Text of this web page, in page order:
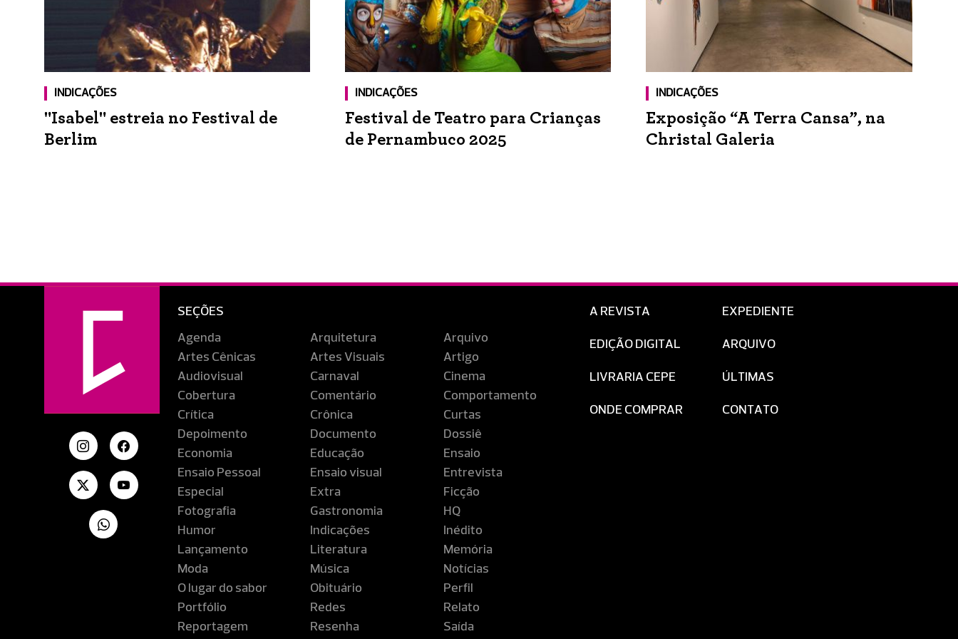
INDICAÇÕES
"Isabel" estreia no Festival de
Berlim
INDICAÇÕES
Festival de Teatro para Crianças
de Pernambuco 2025
INDICAÇÕES
Exposição “A Terra Cansa”, na
Christal Galeria
SEÇÕES
Agenda Arquitetura
Arquivo
Artes Cênicas
Artes Visuais
Artigo
Audiovisual
Carnaval
Cinema
Cobertura
Comentário
Comportamento
Crítica
Crônica
Curtas
Depoimento
Documento
Dossiê
Economia
Educação
Ensaio
Ensaio Pessoal
Ensaio visual
Entrevista
Especial
Extra
Ficção
Fotografia
Gastronomia
HQ
Humor
Indicações
Inédito
Lançamento
Literatura
Memória
Moda
Música
Notícias
O lugar do sabor
Obituário
Perfil
Portfólio
Redes
Relato
Reportagem
Resenha Saída
A REVISTA
EDIÇÃO DIGITAL
LIVRARIA CEPE
ONDE COMPRAR
EXPEDIENTE
ARQUIVO
ÚLTIMAS
CONTATO